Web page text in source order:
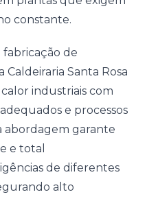
constante.
fabricação de
Santa Rosa
industriais com
e processos
abordagem garante
e total
de diferentes
alto